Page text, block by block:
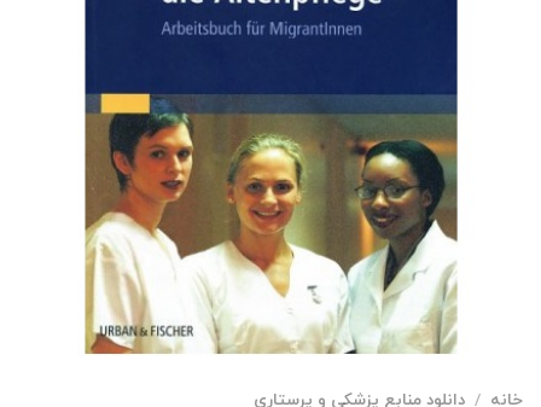
خانه / دانلود منابع پزشکی و پرستاری